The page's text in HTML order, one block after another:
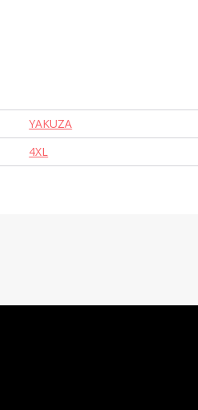
YAKUZA
4XL